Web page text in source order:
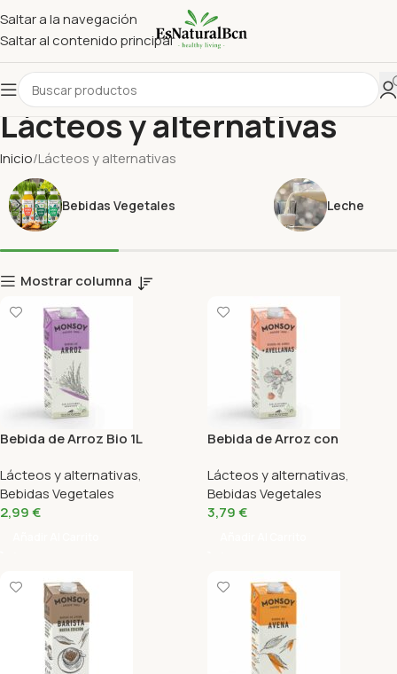
Saltar a la navegación
Saltar al contenido principal
Lácteos y alternativas
Inicio Lácteos y alternativas
Bebidas Vegetales Leche
Mostrar columna
Bebida de Arroz Bio 1L
Lácteos y alternativas,
Bebidas Vegetales
2,99€
Bebida de Arroz con
Lácteos y alternativas,
Bebidas Vegetales
3,79€